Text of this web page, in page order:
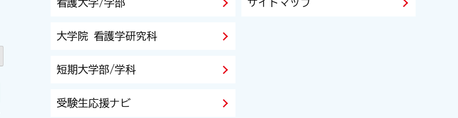
看護大学/学部
大学院 看護学研究科
短期大学部/学科
受験生応援ナビ
サイトマップ